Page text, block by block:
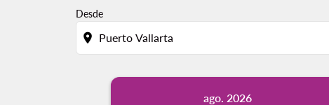
Desde
location_on
ago. 2026